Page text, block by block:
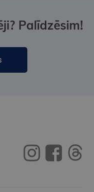
Palīdzēsim!